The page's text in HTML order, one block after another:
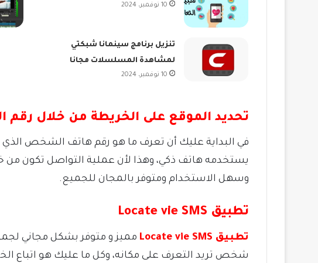
10 نوفمبر، 2024
تنزيل برنامج سينمانا شبكتي
لمشاهدة المسلسلات مجانا
10 نوفمبر، 2024
تحديد الموقع على الخريطة من خلال رقم
في البداية عليك أن تعرف ما هو رقم هاتف الشخص الذي
يستخدمه هاتف ذكي، وهذا لأن عملية التواصل تكون من
وسهل الاستخدام ومتوفر بالمجان للجميع.
تطبيق Locate vie SMS
تطبيق Locate vie SMS
مميز و متوفر بشكل مجاني
شخص تريد التعرف على مكانه، وكل ما عليك هو اتباع